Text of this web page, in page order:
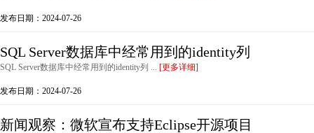
发布日期：2024-07-26
SQL Server数据库中经常用到的identity列
SQL Server数据库中经常用到的identity列 ... [更多详细]
发布日期：2024-07-26
新闻观察：微软宣布支持Eclipse开源项目